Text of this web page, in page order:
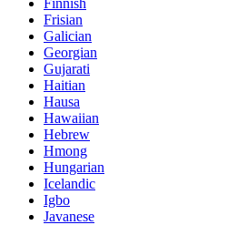
Finnish
Frisian
Galician
Georgian
Gujarati
Haitian
Hausa
Hawaiian
Hebrew
Hmong
Hungarian
Icelandic
Igbo
Javanese